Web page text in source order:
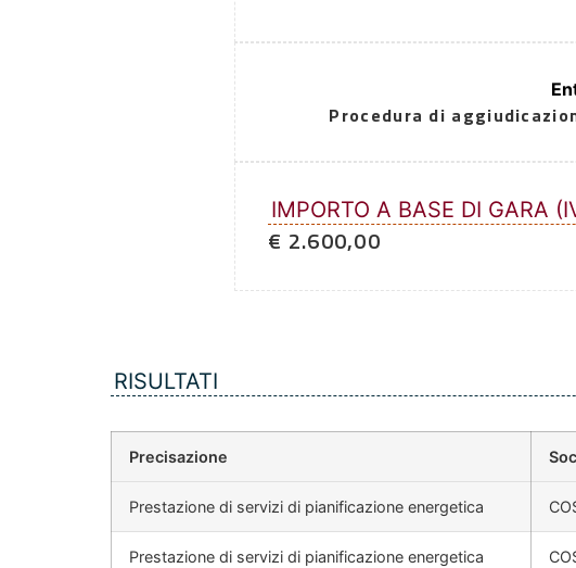
Procedura di
IMPORTO A BASE DI GARA
€ 2.600,00
RISULTATI
Precisazione
Prestazione di servizi di pianificazione energetica
Prestazione di servizi di pianificazione energetica